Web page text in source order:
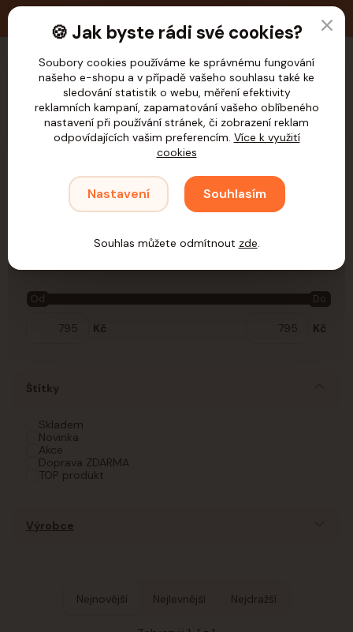
CZK
Samohýl Rehydratancia, antidiarhoika Ovce skot
skot
Kč
Od Do
Kč
Štítky
Skladem
Novinka
Akce
Doprava ZDARMA
TOP produkt
Výrobce
Nejnovější Nejlevnější Nejdražší
🍪 Jak byste rádi své cookies?
Soubory cookies používáme ke správnému fungování
našeho e-shopu a v případě vašeho souhlasu také ke
sledování statistik o webu, měření efektivity
reklamních kampaní, zapamatování vašeho oblíbeného
nastavení při používání stránek, či zobrazení reklam
odpovídajících vašim preferencím. Více k využití
cookies
Nastavení Souhlasím
Souhlas můžete odmítnout zde.